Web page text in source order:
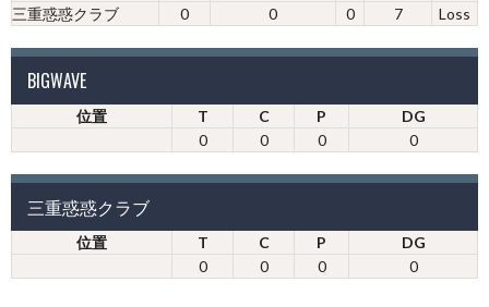
三重惑惑クラブ
0 0 0 7 Loss
BIGWAVE
位置 T C P
DG
0
0 0 0
三重惑惑クラブ
位置 T C P
DG
0
0 0 0